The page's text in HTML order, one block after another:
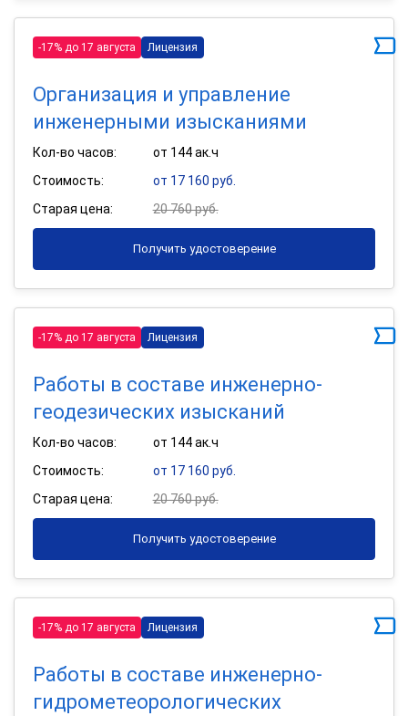
-17% до 17 августа Лицензия
Организация и управление
инженерными изысканиями
Кол-во часов:
от 144 ак.ч
Стоимость:
от 17 160 руб.
Старая цена:
20 760 руб.
Получить удостоверение
-17% до 17 августа Лицензия
Работы в составе инженерно-
геодезических изысканий
Кол-во часов:
от 144 ак.ч
Стоимость:
от 17 160 руб.
Старая цена:
20 760 руб.
Получить удостоверение
-17% до 17 августа Лицензия
Работы в составе инженерно-
гидрометеорологических